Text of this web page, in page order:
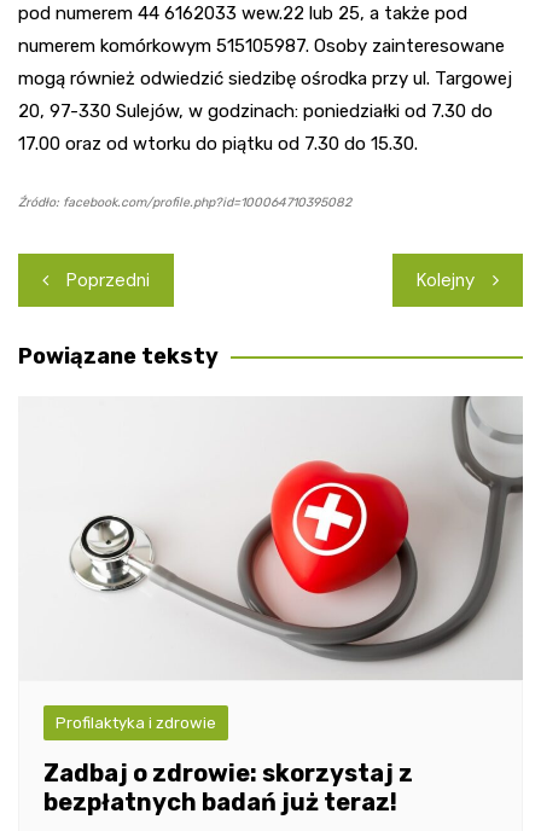
pod numerem 44 6162033 wew.22 lub 25, a także pod
numerem komórkowym 515105987. Osoby zainteresowane
mogą również odwiedzić siedzibę ośrodka przy ul. Targowej
20, 97-330 Sulejów, w godzinach: poniedziałki od 7.30 do
17.00 oraz od wtorku do piątku od 7.30 do 15.30.
Źródło: facebook.com/profile.php?id=100064710395082
Nawigacja
wpisu
Poprzedni Kolejny
Powiązane teksty
Profilaktyka i zdrowie
Zadbaj o zdrowie: skorzystaj z
bezpłatnych badań już teraz!